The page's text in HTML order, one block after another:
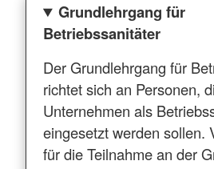
Grundlehrgang für
Betriebssanitäter
Der Grundlehrgang für
richtet sich an Personen,
Unternehmen als
eingesetzt werden sollen.
für die Teilnahme an der